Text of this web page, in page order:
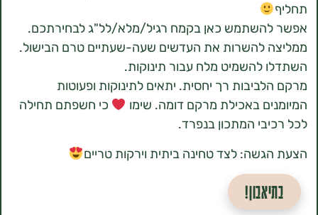
כאן בקמח רגיל/מלא/לל"ג לבחירתכם.
להשרות את העדשים שעה-שעתיים טרם הבישול.
להשמיט מלח עבור תינוקות.
רך יחסית. יתאים לתינוקות ופעוטות
באכילת מרקם דומה. שימו
כי חשפתם תחילה
המתכון בנפרד.
לצד טחינה ביתית וירקות טריים